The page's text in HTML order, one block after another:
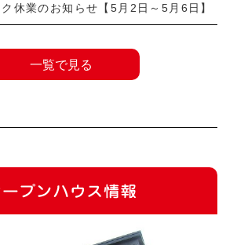
休業のお知らせ【5月2日～5月6日】
一覧で見る